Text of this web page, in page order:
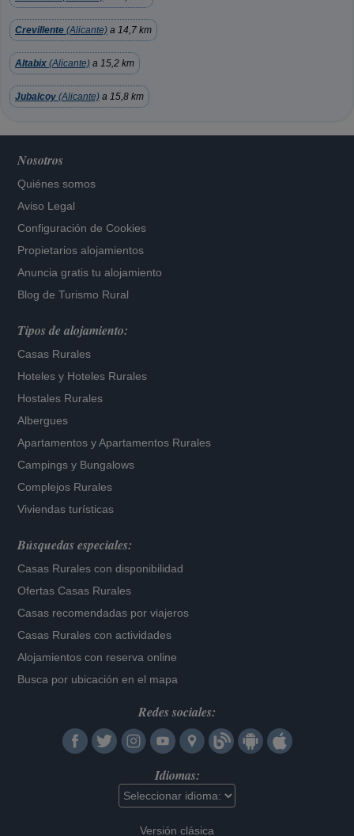
Crevillente (Alicante) a 14,7 km
Altabix (Alicante) a 15,2 km
Jubalcoy (Alicante) a 15,8 km
Nosotros
Quiénes somos
Aviso Legal
Configuración de Cookies
Propietarios alojamientos
Anuncia gratis tu alojamiento
Blog de Turismo Rural
Tipos de alojamiento:
Casas Rurales
Hoteles y Hoteles Rurales
Hostales Rurales
Albergues
Apartamentos yApartamentos Rurales
Campings y Bungalows
Complejos Rurales
Viviendas turísticas
Búsquedas especiales:
Casas Rurales con disponibilidad
Ofertas Casas Rurales
Casas recomendadas por viajeros
Casas Rurales con actividades
Alojamientos con reserva online
Busca por ubicación en el mapa
Redes sociales:
Idiomas:
Versión clásica